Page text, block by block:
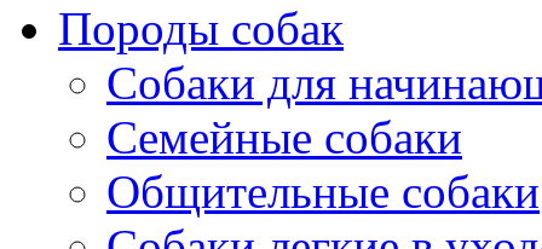
Породы собак
Собаки для
Семейные собаки
Общительные собаки